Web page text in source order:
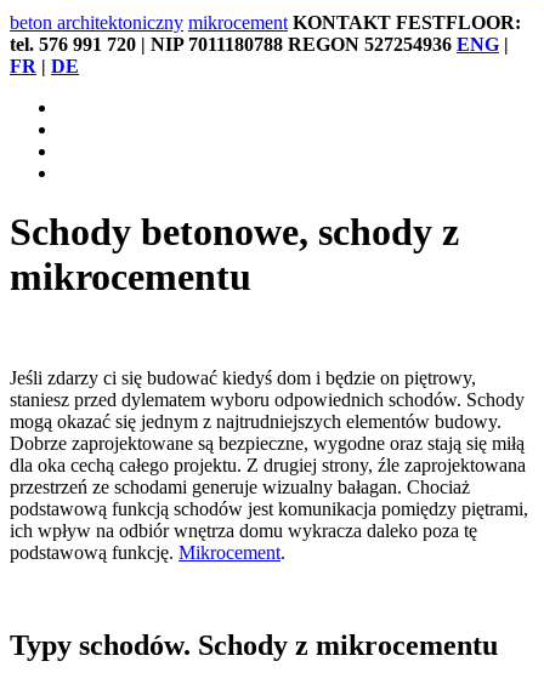
beton architektoniczny mikrocement KONTAKT FESTFLOOR:
tel. 576 991 720 | NIP 7011180788 REGON 527254936 ENG |
FR | DE
Schody betonowe, schody z
mikrocementu
Jeśli zdarzy ci się budować kiedyś dom i będzie on piętrowy,
staniesz przed dylematem wyboru odpowiednich schodów. Schody
mogą okazać się jednym z najtrudniejszych elementów budowy.
Dobrze zaprojektowane są bezpieczne, wygodne oraz stają się miłą
dla oka cechą całego projektu. Z drugiej strony, źle zaprojektowana
przestrzeń ze schodami generuje wizualny bałagan. Chociaż
podstawową funkcją schodów jest komunikacja pomiędzy piętrami,
ich wpływ na odbiór wnętrza domu wykracza daleko poza tę
podstawową funkcję. Mikrocement.
Typy schodów. Schody z mikrocementu